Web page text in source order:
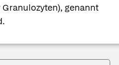
genannt